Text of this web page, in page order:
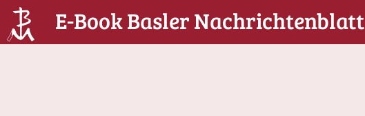
E-Book Basler Nachrichtenblatt